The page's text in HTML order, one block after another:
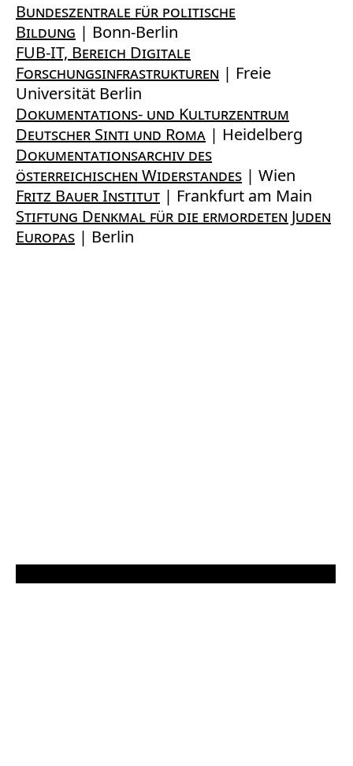
Bundeszentrale für politische
Bildung | Bonn-Berlin
FUB-IT, Bereich Digitale
Forschungsinfrastrukturen | Freie
Universität Berlin
Dokumentations- und Kulturzentrum
Deutscher Sinti und Roma | Heidelberg
Dokumentationsarchiv des
österreichischen Widerstandes | Wien
Fritz Bauer Institut | Frankfurt am Main
Stiftung Denkmal für die ermordeten Juden
Europas | Berlin